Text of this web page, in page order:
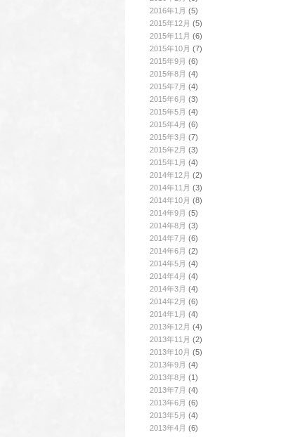
2016年1月 (5)
2015年12月 (5)
2015年11月 (6)
2015年10月 (7)
2015年9月 (6)
2015年8月 (4)
2015年7月 (4)
2015年6月 (3)
2015年5月 (4)
2015年4月 (6)
2015年3月 (7)
2015年2月 (3)
2015年1月 (4)
2014年12月 (2)
2014年11月 (3)
2014年10月 (8)
2014年9月 (5)
2014年8月 (3)
2014年7月 (6)
2014年6月 (2)
2014年5月 (4)
2014年4月 (4)
2014年3月 (4)
2014年2月 (6)
2014年1月 (4)
2013年12月 (4)
2013年11月 (2)
2013年10月 (5)
2013年9月 (4)
2013年8月 (1)
2013年7月 (4)
2013年6月 (6)
2013年5月 (4)
2013年4月 (6)